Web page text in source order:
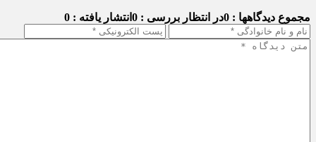
مجموع دیدگاهها : 0 در انتظار بررسی : 0 انتشار یافته : 0